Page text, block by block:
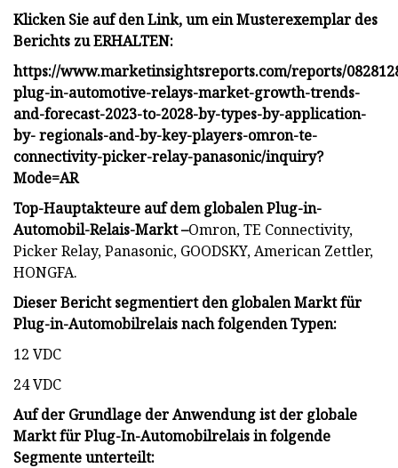
Klicken Sie auf den Link, um ein Musterexemplar des
Berichts zu ERHALTEN:
https://www.marketinsightsreports.com/reports/
plug-in-automotive-relays-market-growth-trends-
and-forecast-2023-to-2028-by-types-by-application-
by- regionals-and-by-key-players-omron-te-
connectivity-picker-relay-panasonic/inquiry?
Mode=AR
Top-Hauptakteure auf dem globalen Plug-in-
Automobil-Relais-Markt –Omron, TE Connectivity,
Picker Relay, Panasonic, GOODSKY, American Zettler,
HONGFA.
Dieser Bericht segmentiert den globalen Markt für
Plug-in-Automobilrelais nach folgenden Typen:
12 VDC
24 VDC
Auf der Grundlage der Anwendung ist der globale
Markt für Plug-In-Automobilrelais in folgende
Segmente unterteilt: